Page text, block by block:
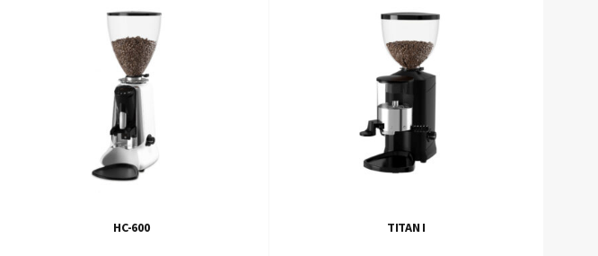
HC-600 TITAN I